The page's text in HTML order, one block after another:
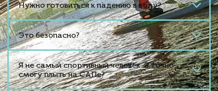
Нужно готовиться к падению в воду?
Это безопасно?
Я не самый спортивный человек. Я точно
смогу плыть на САПе?